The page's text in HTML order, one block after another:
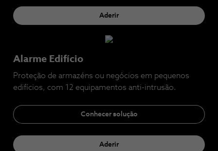
Aderir
Alarme Edifício
Proteção de armazéns ou negócios em pequenos
edifícios, com 12 equipamentos anti-intrusão.
Conhecer solução
Aderir